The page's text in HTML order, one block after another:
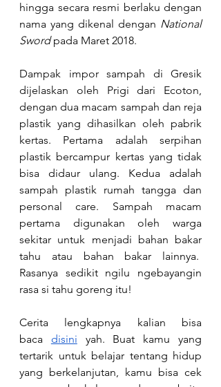
hingga secara resmi berlaku dengan
nama yang dikenal dengan National
Sword pada Maret 2018.
Dampak impor sampah di Gresik
dijelaskan oleh Prigi dari Ecoton,
dengan dua macam sampah dan reja
plastik yang dihasilkan oleh pabrik
kertas. Pertama adalah serpihan
plastik bercampur kertas yang tidak
bisa didaur ulang. Kedua adalah
sampah plastik rumah tangga dan
personal care. Sampah macam
pertama digunakan oleh warga
sekitar untuk menjadi bahan bakar
tahu atau bahan bakar lainnya.
Rasanya sedikit ngilu ngebayangin
rasa si tahu goreng itu!
Cerita lengkapnya kalian bisa
baca
disini yah. Buat kamu yang
tertarik untuk belajar tentang hidup
yang berkelanjutan, kamu bisa cek